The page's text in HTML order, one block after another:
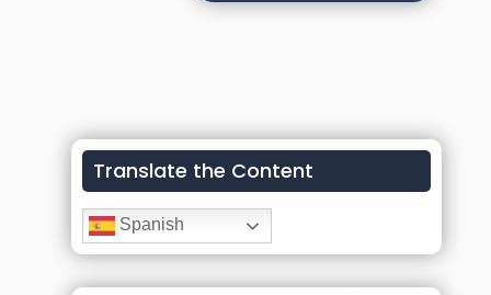
Translate the Content
Spanish